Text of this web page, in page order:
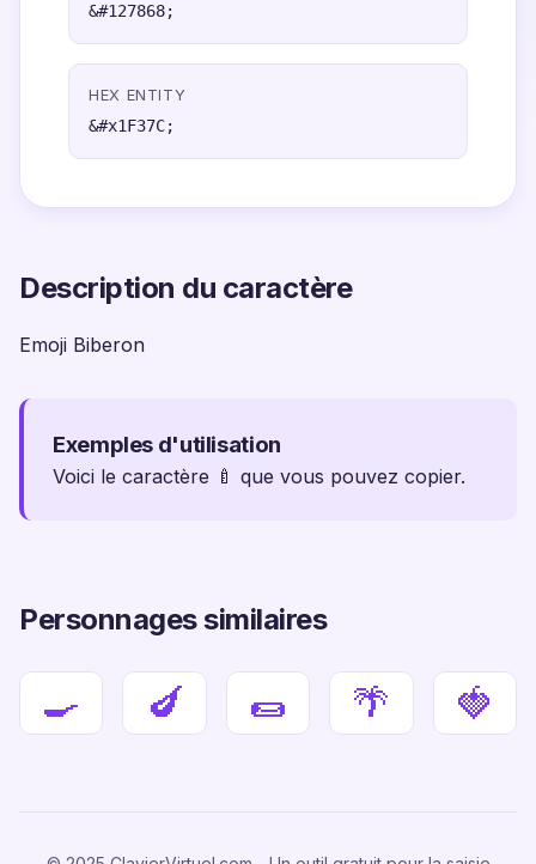
&#127868;
HEX ENTITY
&#x1F37C;
Description du caractère
Emoji Biberon
Exemples d'utilisation
Voici le caractère 🍼 que vous pouvez copier.
Personnages similaires
🍳 🍆 🌯 🌴 🍓